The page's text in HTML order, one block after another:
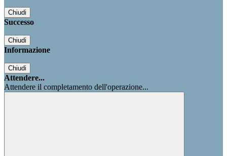
Chiudi
Successo
Chiudi
Informazione
Chiudi
Attendere...
Attendere il completamento dell'operazione...